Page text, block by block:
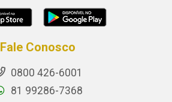
Fale Conosco
0800 426-6001
81 99286-7368